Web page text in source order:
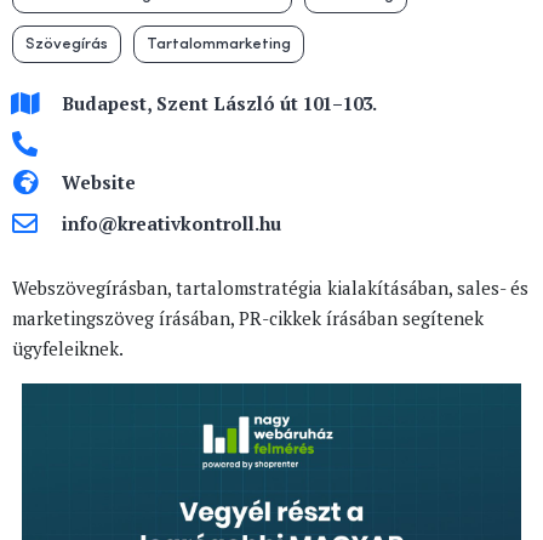
Szövegírás Tartalommarketing
Budapest, Szent László út 101–103.
Website
info@kreativkontroll.hu
Webszövegírásban, tartalomstratégia kialakításában, sales- és
marketingszöveg írásában, PR-cikkek írásában segítenek
ügyfeleiknek.